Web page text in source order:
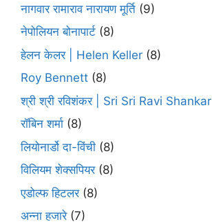
नागवार रामाराव नारायण मूर्ति (9)
नेपोलियन बोनापार्ट (8)
हेलन केलर | Helen Keller (8)
Roy Bennett (8)
श्री श्री रविशंकर | Sri Sri Ravi Shankar
रॉबिन शर्मा (8)
लियोनार्डो दा-विंची (8)
विलियम शेक्सपियर(8)
एडोल्फ हिटलर(8)
अन्ना हजारे(7)